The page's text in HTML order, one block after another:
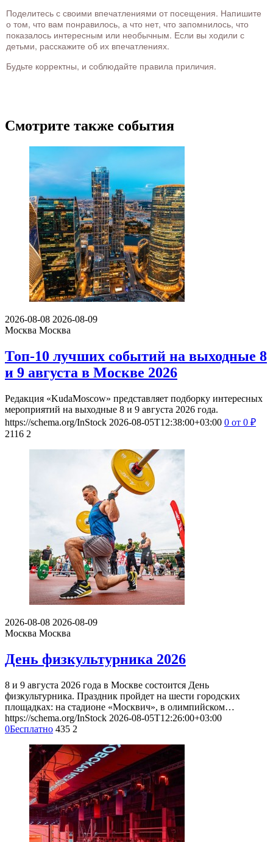
Поделитесь с своими впечатлениями от посещения. Напишите
о том, что вам понравилось, а что нет, что запомнилось, что
показалось интересным или необычным. Если вы ходили с
детьми, расскажите об их впечатлениях.
Будьте корректны, и соблюдайте правила приличия.
Смотрите также события
2026-08-08 2026-08-09
Москва Москва
Топ-10 лучших событий на выходные 8
и 9 августа в Москве 2026
Редакция «KudaMoscow» представляет подборку интересных
мероприятий на выходные 8 и 9 августа 2026 года.
https://schema.org/InStock 2026-08-05T12:38:00+03:00 0 от 0 ₽
2116 2
2026-08-08 2026-08-09
Москва Москва
День физкультурника 2026
8 и 9 августа 2026 года в Москве состоится День
физкультурника. Праздник пройдет на шести городских
площадках: на стадионе «Москвич», в олимпийском…
https://schema.org/InStock 2026-08-05T12:26:00+03:00
0Бесплатно 435 2